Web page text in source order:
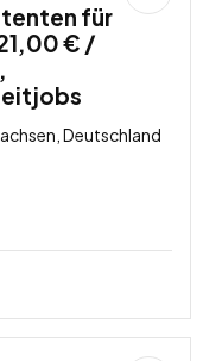
für
€ /
Deutschland